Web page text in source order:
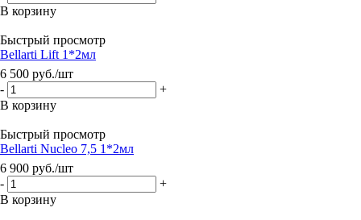
В корзину
Быстрый просмотр
Bellarti Lift 1*2мл
6 500 руб./шт
-
+
В корзину
Быстрый просмотр
Bellarti Nucleo 7,5 1*2мл
6 900 руб./шт
-
+
В корзину